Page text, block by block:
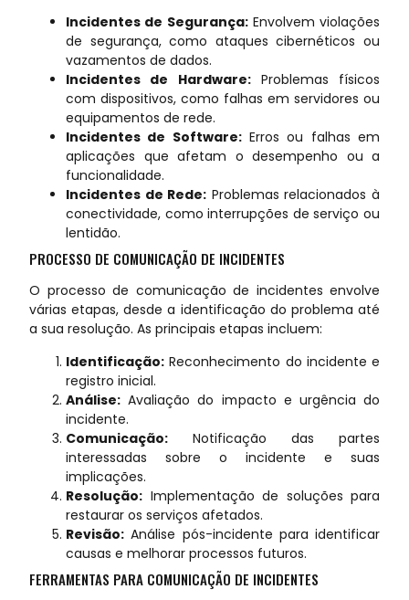
Incidentes de Segurança:Envolvem violações
de segurança, como ataques cibernéticos ou
vazamentos de dados.
Incidentes de Hardware:Problemas físicos
com dispositivos, como falhas em servidores ou
equipamentos de rede.
Incidentes de Software:Erros ou falhas em
aplicações que afetam o desempenho ou a
funcionalidade.
Incidentes de Rede: Problemas relacionados à
conectividade, como interrupções de serviço ou
lentidão.
PROCESSO DE COMUNICAÇÃO DE INCIDENTES
O processo de comunicação de incidentes envolve
várias etapas, desde a identificação do problema até
a sua resolução. As principais etapas incluem:
Identificação: Reconhecimento do incidente e
registro inicial.
Análise: Avaliação do impacto e urgência do
incidente.
Comunicação: Notificação das partes
interessadas sobre o incidente e suas
implicações.
Resolução: Implementação de soluções para
restaurar os serviços afetados.
Revisão: Análise pós-incidente para identificar
causas e melhorar processos futuros.
FERRAMENTAS PARA COMUNICAÇÃO DE INCIDENTES